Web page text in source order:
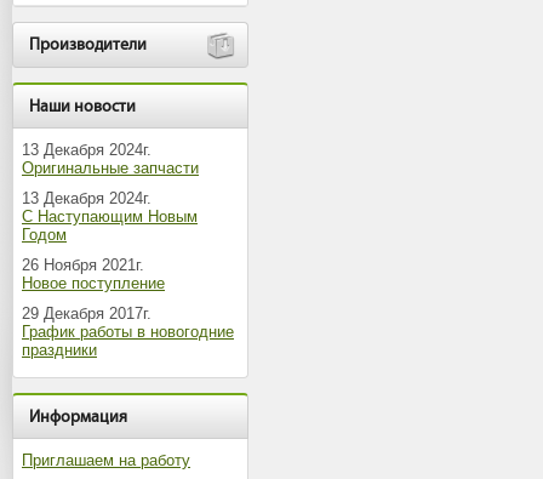
Производители
Наши новости
13 Декабря 2024г.
Оригинальные запчасти
13 Декабря 2024г.
С Наступающим Новым
Годом
26 Ноября 2021г.
Новое поступление
29 Декабря 2017г.
График работы в новогодние
праздники
Информация
Приглашаем на работу